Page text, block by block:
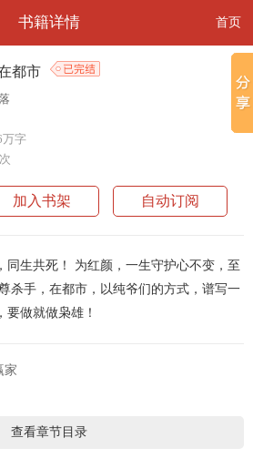
书籍详情 首页
都市
万字
加入书架 自动订阅
同生共死！ 为红颜，一生守护心不变，至
杀手，在都市，以纯爷们的方式，谱写一
做就做枭雄！
家
查看章节目录